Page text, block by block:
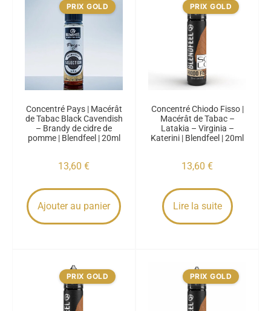
PRIX GOLD
Concentré Pays | Macérât
de Tabac Black Cavendish
– Brandy de cidre de
pomme | Blendfeel | 20ml
13,60 €
Ajouter au panier
PRIX GOLD
Concentré Chiodo Fisso |
Macérât de Tabac –
Latakia – Virginia –
Katerini | Blendfeel | 20ml
13,60 €
Lire la suite
PRIX GOLD PRIX GOLD